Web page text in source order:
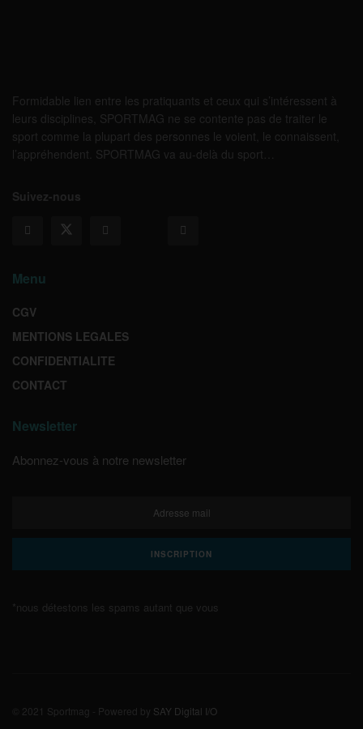
Formidable lien entre les pratiquants et ceux qui s’intéressent à
leurs disciplines, SPORTMAG ne se contente pas de traiter le
sport comme la plupart des personnes le voient, le connaissent,
l’appréhendent. SPORTMAG va au-delà du sport…
Suivez-nous
Menu
CGV
MENTIONS LEGALES
CONFIDENTIALITE
CONTACT
Newsletter
Abonnez-vous à notre newsletter
*nous détestons les spams autant que vous
© 2021 Sportmag - Powered by SAY Digital I/O